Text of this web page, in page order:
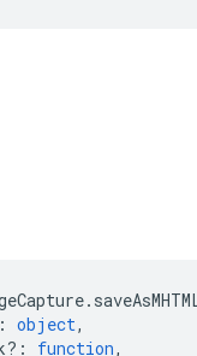
.
: object,
: function,